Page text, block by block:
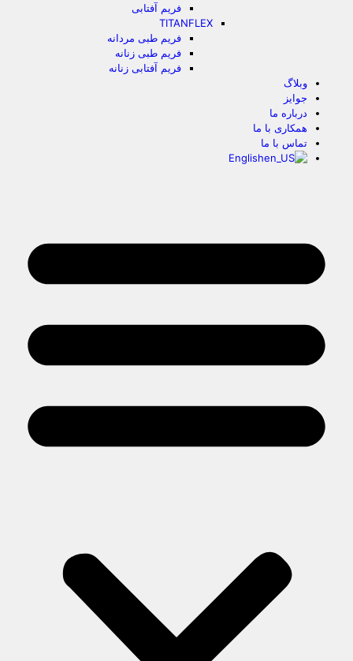
فریم آفتابی
TITANFLEX
فریم طبی مردانه
فریم طبی زنانه
فریم آفتابی زنانه
وبلاگ
جوایز
درباره ما
همکاری با ما
تماس با ما
English